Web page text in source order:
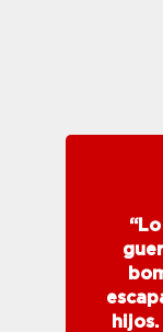
Hoy
viven
La